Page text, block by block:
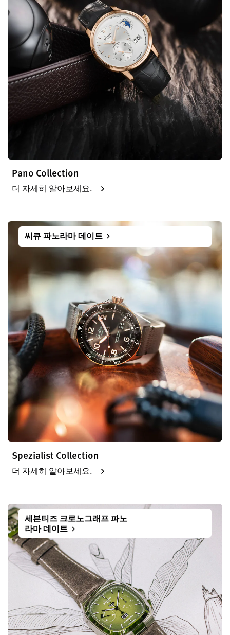
Pano Collection
더 자세히 알아보세요.
씨큐 파노라마 데이트
Spezialist Collection
더 자세히 알아보세요.
세븐티즈 크로노그래프 파노
라마 데이트